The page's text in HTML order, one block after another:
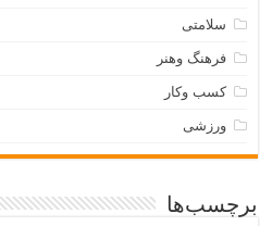
سلامتی
فرهنگ وهنر
کسب وکار
ورزشی
برچسب‌ها